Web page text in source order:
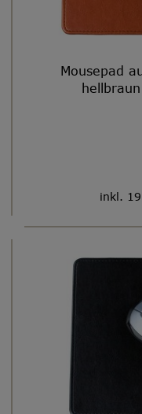
Mousepad
inkl.